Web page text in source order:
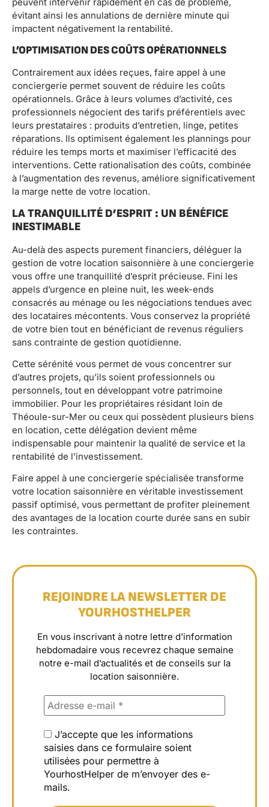
évitant ainsi les annulations de dernière minute qui
impactent négativement la rentabilité.
L’OPTIMISATION DES COÛTS OPÉRATIONNELS
Contrairement aux idées reçues, faire appel à une
conciergerie permet souvent de réduire les coûts
opérationnels. Grâce à leurs volumes d’activité, ces
professionnels négocient des tarifs préférentiels avec
leurs prestataires : produits d’entretien, linge, petites
réparations. Ils optimisent également les plannings pour
réduire les temps morts et maximiser l’efficacité des
interventions. Cette rationalisation des coûts, combinée
à l’augmentation des revenus, améliore significativement
la marge nette de votre location.
LA TRANQUILLITÉ D’ESPRIT : UN BÉNÉFICE
INESTIMABLE
Au-delà des aspects purement financiers, déléguer la
gestion de votre location saisonnière à une conciergerie
vous offre une tranquillité d’esprit précieuse. Fini les
appels d’urgence en pleine nuit, les week-ends
consacrés au ménage ou les négociations tendues avec
des locataires mécontents. Vous conservez la propriété
de votre bien tout en bénéficiant de revenus réguliers
sans contrainte de gestion quotidienne.
Cette sérénité vous permet de vous concentrer sur
d’autres projets, qu’ils soient professionnels ou
personnels, tout en développant votre patrimoine
immobilier. Pour les propriétaires résidant loin de
Théoule-sur-Mer ou ceux qui possèdent plusieurs biens
en location, cette délégation devient même
indispensable pour maintenir la qualité de service et la
rentabilité de l’investissement.
Faire appel à une conciergerie spécialisée transforme
votre location saisonnière en véritable investissement
passif optimisé, vous permettant de profiter pleinement
des avantages de la location courte durée sans en subir
les contraintes.
REJOINDRE LA NEWSLETTER DE
YOURHOSTHELPER
En vous inscrivant à notre lettre d’information
hebdomadaire vous recevrez chaque semaine
notre e-mail d’actualités et de conseils sur la
location saisonnière.
J’accepte que les informations
saisies dans ce formulaire soient
utilisées pour permettre à
YourhostHelper de m’envoyer des e-
mails.